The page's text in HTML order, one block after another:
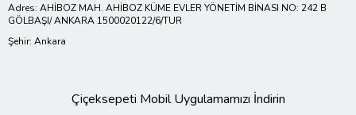
Adres: AHİBOZ MAH. AHİBOZ KÜME EVLER YÖNETİM BİNASI NO: 242 B
GÖLBAŞI/ ANKARA 1500020122/6/TUR
Şehir: Ankara
Çiçeksepeti Mobil Uygulamamızı İndirin